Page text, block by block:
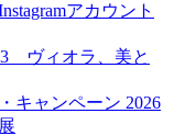
アカウント
ヴィオラ、美と
キャンペーン 2026